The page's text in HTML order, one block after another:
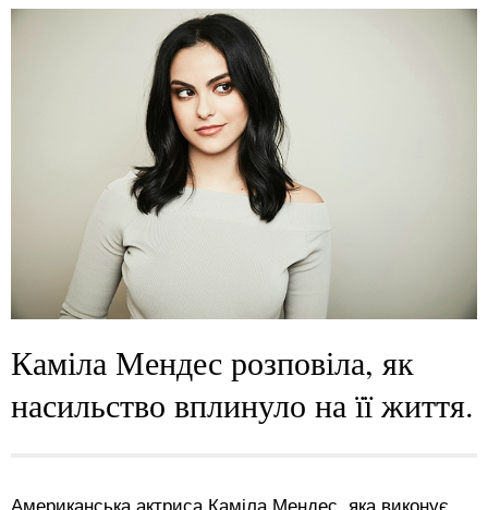
Каміла Мендес розповіла, як
насильство вплинуло на її життя.